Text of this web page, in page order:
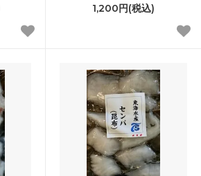
1,200円(税込)